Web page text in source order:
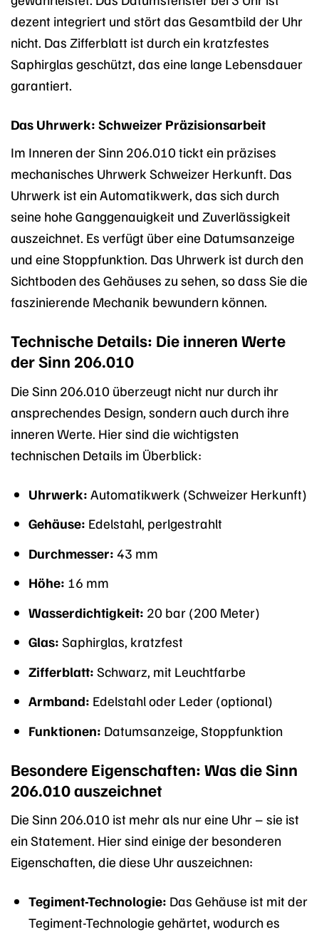
dezent integriert und stört das Gesamtbild der Uhr
nicht. Das Zifferblatt ist durch ein kratzfestes
Saphirglas geschützt, das eine lange Lebensdauer
garantiert.
Das Uhrwerk: Schweizer Präzisionsarbeit
Im Inneren der Sinn 206.010 tickt ein präzises
mechanisches Uhrwerk Schweizer Herkunft. Das
Uhrwerk ist ein Automatikwerk, das sich durch
seine hohe Ganggenauigkeit und Zuverlässigkeit
auszeichnet. Es verfügt über eine Datumsanzeige
und eine Stoppfunktion. Das Uhrwerk ist durch den
Sichtboden des Gehäuses zu sehen, so dass Sie die
faszinierende Mechanik bewundern können.
Technische Details: Die inneren Werte
der Sinn 206.010
Die Sinn 206.010 überzeugt nicht nur durch ihr
ansprechendes Design, sondern auch durch ihre
inneren Werte. Hier sind die wichtigsten
technischen Details im Überblick:
Uhrwerk: Automatikwerk (Schweizer Herkunft)
Gehäuse: Edelstahl, perlgestrahlt
Durchmesser: 43 mm
Höhe: 16 mm
Wasserdichtigkeit: 20 bar (200 Meter)
Glas: Saphirglas, kratzfest
Zifferblatt: Schwarz, mit Leuchtfarbe
Armband: Edelstahl oder Leder (optional)
Funktionen: Datumsanzeige, Stoppfunktion
Besondere Eigenschaften: Was die Sinn
206.010 auszeichnet
Die Sinn 206.010 ist mehr als nur eine Uhr – sie ist
ein Statement. Hier sind einige der besonderen
Eigenschaften, die diese Uhr auszeichnen:
Tegiment-Technologie: Das Gehäuse ist mit der
Tegiment-Technologie gehärtet, wodurch es